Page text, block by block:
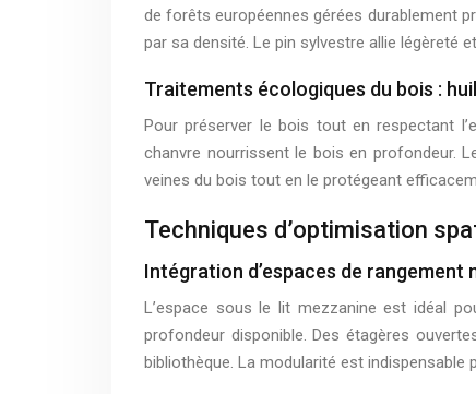
de forêts européennes gérées durablement
par sa densité. Le pin sylvestre allie légèreté
Traitements écologiques du bois :
Pour préserver le bois tout en respectant
chanvre nourrissent le bois en profondeur.
veines du bois tout en le protégeant
Techniques d’optimisation
Intégration d’espaces de
L’espace sous le lit mezzanine est idéal
profondeur disponible. Des étagères
bibliothèque. La modularité est indispensable